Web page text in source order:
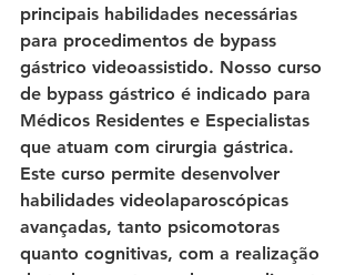
principais habilidades necessárias
para procedimentos de bypass
gástrico videoassistido. Nosso curso
de bypass gástrico é indicado para
Médicos Residentes e Especialistas
que atuam com cirurgia gástrica.
Este curso permite desenvolver
habilidades videolaparoscópicas
avançadas, tanto psicomotoras
quanto cognitivas, com a realização